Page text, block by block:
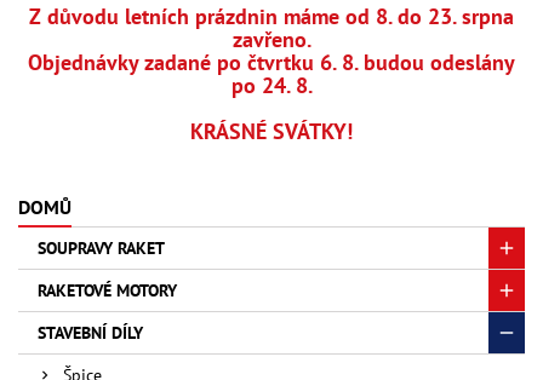
Z důvodu letních prázdnin máme od 8. do 23. srpna
zavřeno.
Objednávky zadané po čtvrtku 6. 8. budou odeslány
po 24. 8.
KRÁSNÉ SVÁTKY!
DOMŮ
SOUPRAVY RAKET
RAKETOVÉ MOTORY
STAVEBNÍ DÍLY
Špice